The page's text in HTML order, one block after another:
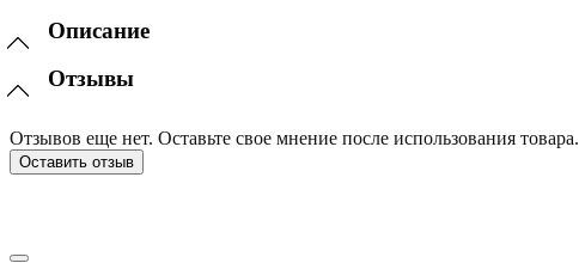
Описание
Отзывы
Отзывов еще нет. Оставьте свое мнение после использования товара.
Оставить отзыв